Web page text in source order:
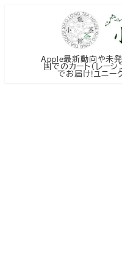
Apple最新動向や未発
国でのカート（レー
でお届け!ユニー